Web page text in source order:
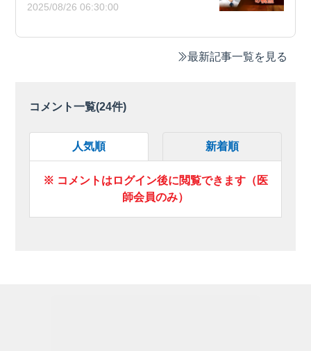
2025/08/26 06:30:00
最新記事一覧を見る
コメント一覧(24件)
人気順 新着順
※ コメントはログイン後に閲覧できます（医
師会員のみ）